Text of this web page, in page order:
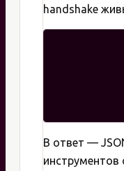
handshake
В ответ —
инструментов